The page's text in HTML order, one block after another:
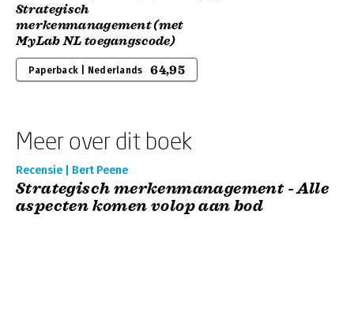
Strategisch
merkenmanagement (met
MyLab NL toegangscode)
Paperback | Nederlands 64,95
Meer over dit boek
Recensie | Bert Peene
Strategisch merkenmanagement - Alle
aspecten komen volop aan bod